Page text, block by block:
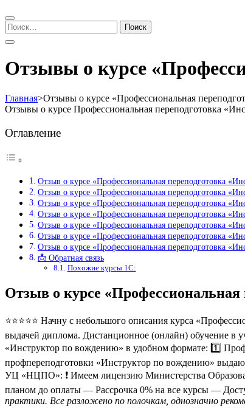
Найти:
Отзывы о курсе
Главная>Отзывы о курсе «Профессиональная
Отзывы о курсе Профессиональная переподготовка
Оглавление
Отзыв о курсе «Профессиональная переподготовка
Отзыв о курсе «Профессиональная переподготовка
Отзыв о курсе «Профессиональная переподготовка
Отзыв о курсе «Профессиональная переподготовка
Отзыв о курсе «Профессиональная переподготовка
Отзыв о курсе «Профессиональная переподготовка
Отзыв о курсе «Профессиональная переподготовка
📩 Обратная связь
Похожие курсы 1С:
Отзыв о курсе
⭐⭐⭐⭐⭐ Начну с небольшого описания курса
выдачей диплома. Дистанционное (онлайн) обучение в
«Инструктор по вождению» в удобном формате: 1️⃣
профпереподготовки «Инструктор по вождению»
УЦ «НЦПО»: ❗️ Имеем лицензию Министерства
планом до оплаты — Рассрочка 0% на все курсы —
практики. Все разложено по полочкам, однозначно